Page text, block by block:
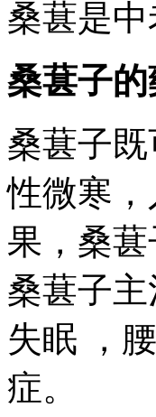
桑葚是中
桑葚子
桑葚子既
性微寒 
果，桑
桑葚子主
失眠 ，
症。